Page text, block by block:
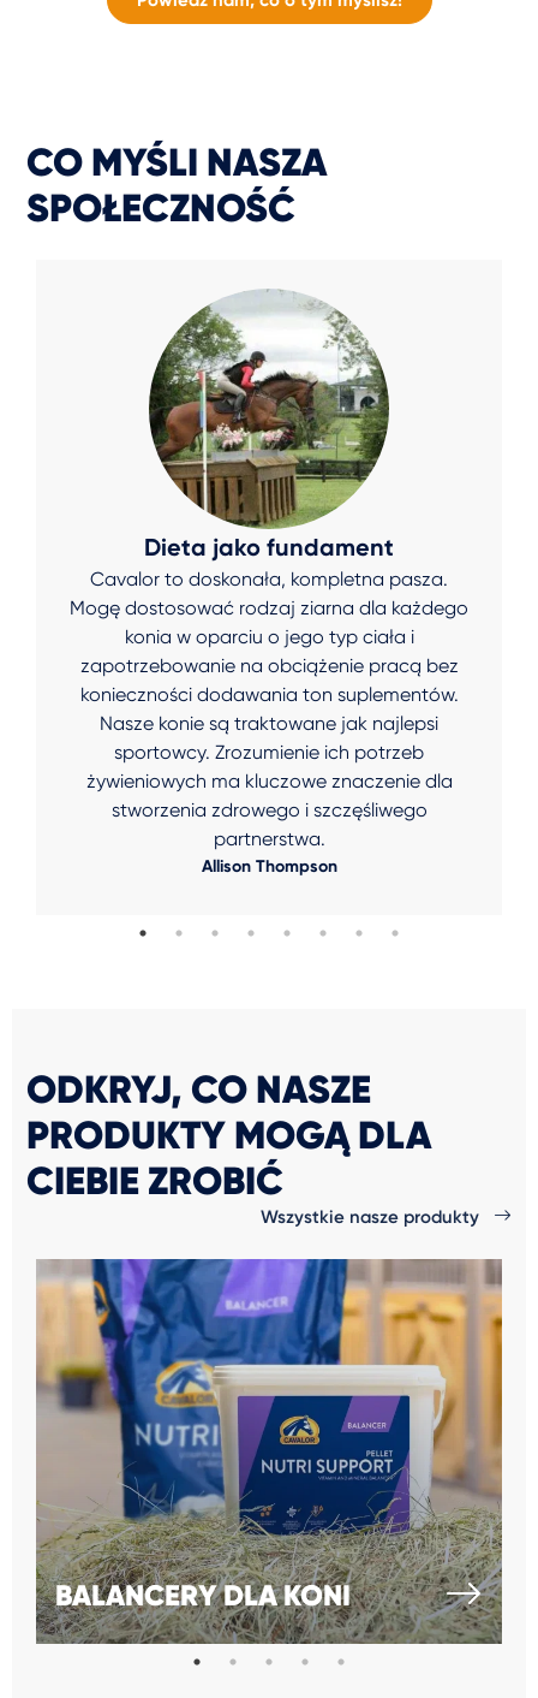
CO MYŚLI NASZA
SPOŁECZNOŚĆ
Dieta jako fundament
Cavalor to doskonała, kompletna pasza.
Mogę dostosować rodzaj ziarna dla każdego
konia w oparciu o jego typ ciała i
zapotrzebowanie na obciążenie pracą bez
konieczności dodawania ton suplementów.
Nasze konie są traktowane jak najlepsi
sportowcy. Zrozumienie ich potrzeb
żywieniowych ma kluczowe znaczenie dla
stworzenia zdrowego i szczęśliwego
partnerstwa.
Allison Thompson
ODKRYJ, CO NASZE
PRODUKTY MOGĄ DLA
CIEBIE ZROBIĆ
Wszystkie nasze produkty
BALANCERY DLA KONI